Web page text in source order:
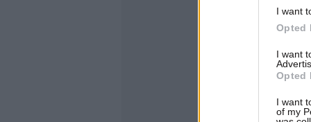
I want
Opted
I want
Opted
I want
of my